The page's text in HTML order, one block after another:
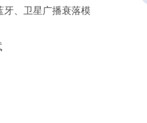
牙、卫星广播衰落模